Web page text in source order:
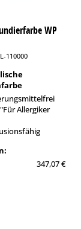
WP
110000
Allergiker
347,07 €